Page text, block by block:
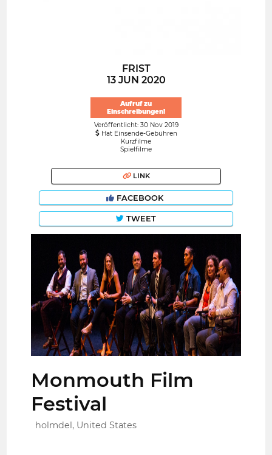
FRIST
13 JUN 2020
Aufruf zu
Einschreibungen!
Veröffentlicht: 30 Nov 2019
Hat Einsende-Gebühren
Kurzfilme
Spielfilme
LINK
FACEBOOK
TWEET
Monmouth Film
Festival
holmdel, United States